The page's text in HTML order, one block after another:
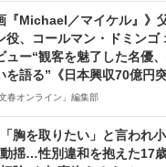
『Michael／マイケル』》
役、コールマン・ドミンゴ
ュー“観客を魅了した名優
を語る”《日本興収70億円突
文春オンライン」編集部
「胸を取りたい」と言われ
動揺…性別違和を抱えた17